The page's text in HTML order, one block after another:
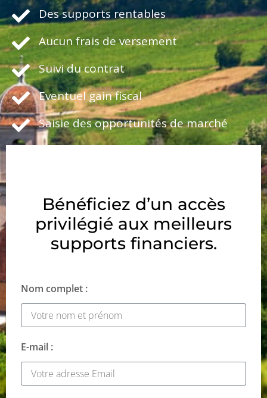
Des supports rentables
Aucun frais de versement
Suivi du contrat
Eventuel gain fiscal
Saisie des opportunités de marché
Bénéficiez d’un accès
privilégié aux meilleurs
supports financiers.
Nom complet :
E-mail :